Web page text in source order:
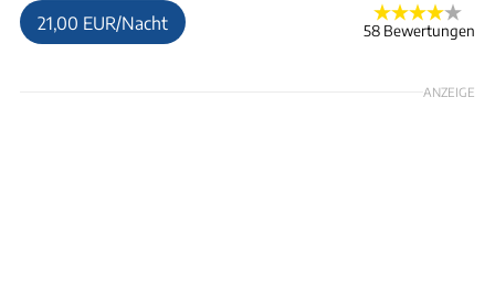
21,00 EUR/Nacht 58 Bewertungen
ANZEIGE